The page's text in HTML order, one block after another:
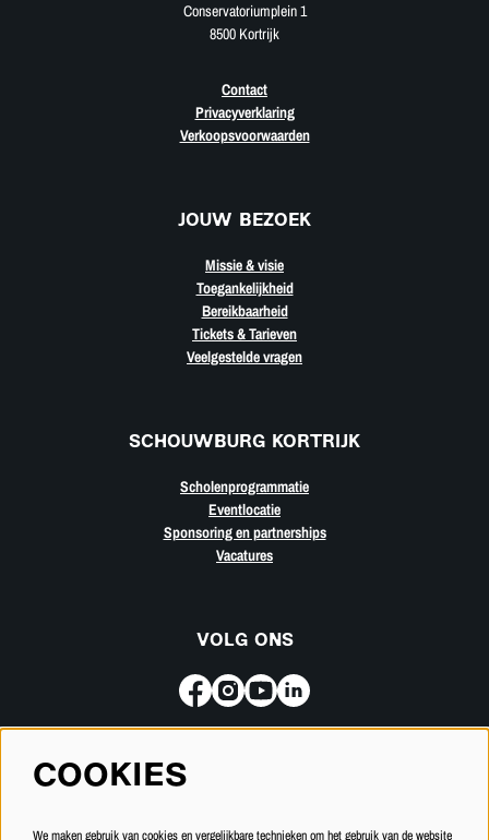
Conservatoriumplein 1
8500 Kortrijk
Contact
Privacyverklaring
Verkoopsvoorwaarden
JOUW BEZOEK
Missie & visie
Toegankelijkheid
Bereikbaarheid
Tickets & Tarieven
Veelgestelde vragen
SCHOUWBURG KORTRIJK
Scholenprogrammatie
Eventlocatie
Sponsoring en partnerships
Vacatures
VOLG ONS
Meld je aan voor de nieuwsbrief
COOKIES
We maken gebruik van cookies en vergelijkbare technieken om het gebruik van de website